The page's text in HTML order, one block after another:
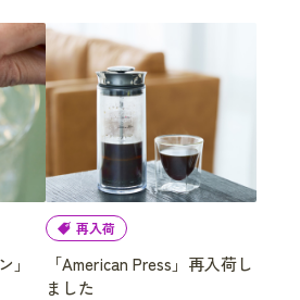
」
再入荷
「American Press」再入荷し
ました